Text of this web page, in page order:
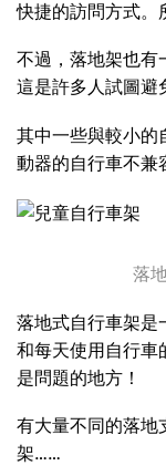
快捷的訪問方式。
不過，落地架也有
這是許多人試圖避
其中一些與較小的
動器的自行車不兼
落
落地式自行車架是
和每天使用自行車
是問題的地方！
有大量不同的落地
架……